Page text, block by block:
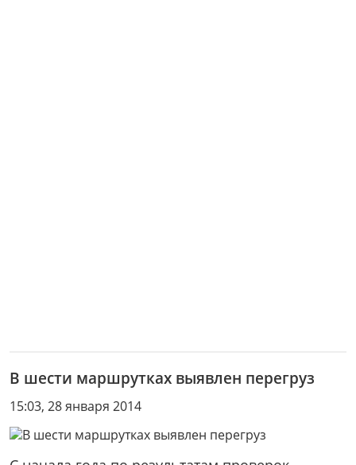
В шести маршрутках выявлен перегруз
15:03, 28 января 2014